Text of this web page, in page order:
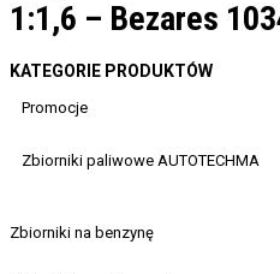
1:1,6 – Bezares
KATEGORIE PRODUKTÓW
Promocje
Zbiorniki paliwowe AUTOTECHMA
Zbiorniki na benzynę